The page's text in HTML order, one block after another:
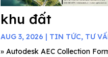
khu đất
AUG 3, 2026 | TIN TỨC, TƯ
» Autodesk AEC Collection